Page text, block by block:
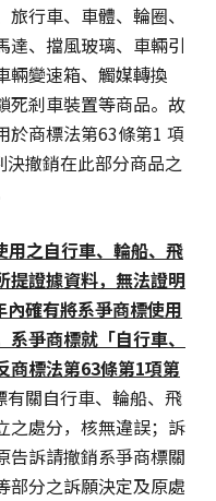
行車、車體、輪圈、
達、擋風玻璃、車輛引
輛變速箱、觸媒轉換
死剎車裝置等商品。故
於商標法第63條第1 項
撤銷在此部分商品之
用之自行車、輪船、飛
提證據資料，無法證明
內確有將系爭商標使用
爭商標就「自行車、
商標法第63條第1項第
有關自行車、輪船、飛
之處分，核無違誤；訴
告訴請撤銷系爭商標關
部分之訴願決定及原處